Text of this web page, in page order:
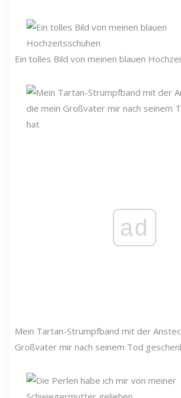
Ein tolles Bild von meinen blauen
ad
Mein Tartan-Strumpfband mit der
Großvater mir nach seinem Tod